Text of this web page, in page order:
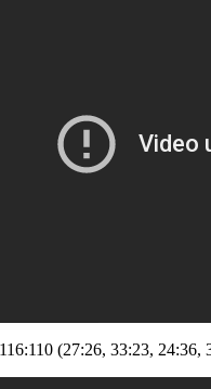
(27:26, 33:23, 24:36,